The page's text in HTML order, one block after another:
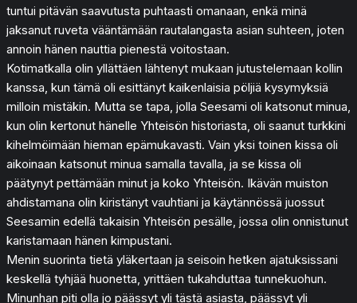
tuntui pitävän saavutusta puhtaasti omanaan, enkä minä
jaksanut ruveta vääntämään rautalangasta asian suhteen, joten
annoin hänen nauttia pienestä voitostaan.
Kotimatkalla olin yllättäen lähtenyt mukaan jutustelemaan kollin
kanssa, kun tämä oli esittänyt kaikenlaisia pöljiä kysymyksiä
milloin mistäkin. Mutta se tapa, jolla Seesami oli katsonut minua,
kun olin kertonut hänelle Yhteisön historiasta, oli saanut turkkini
kihelmöimään hieman epämukavasti. Vain yksi toinen kissa oli
aikoinaan katsonut minua samalla tavalla, ja se kissa oli
päätynyt pettämään minut ja koko Yhteisön. Ikävän muiston
ahdistamana olin kiristänyt vauhtiani ja käytännössä juossut
Seesamin edellä takaisin Yhteisön pesälle, jossa olin onnistunut
karistamaan hänen kimpustani.
Menin suorinta tietä yläkertaan ja seisoin hetken ajatuksissani
keskellä tyhjää huonetta, yrittäen tukahduttaa tunnekuohun.
Minunhan piti olla jo päässyt yli tästä asiasta, päässyt yli